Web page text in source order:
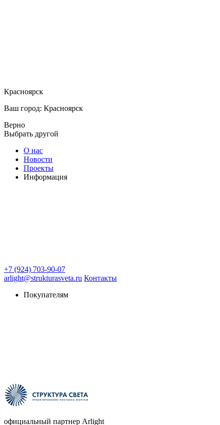
Красноярск
Ваш город: Красноярск
Верно
Выбрать другой
О нас
Новости
Проекты
Информация
+7 (924) 703-90-07
arlight@strukturasveta.ru Контакты
Покупателям
официальный партнер Arlight